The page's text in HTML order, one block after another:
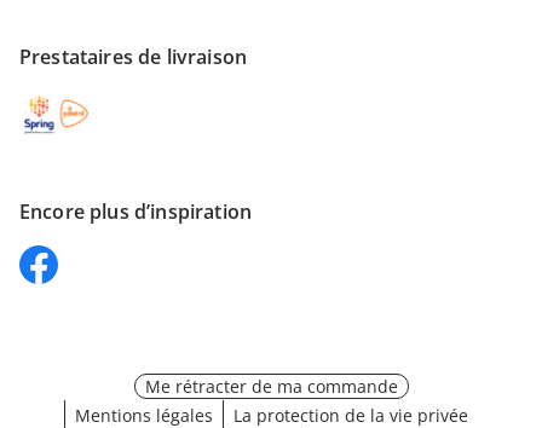
Prestataires de livraison
Encore plus d’inspiration
Me rétracter de ma commande
Mentions légales
La protection de la vie privée